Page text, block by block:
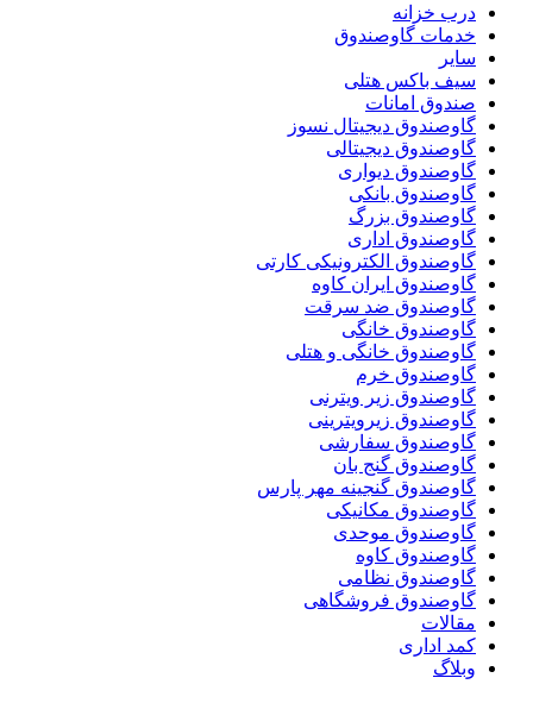
درب خزانه
خدمات گاوصندوق
سایر
سیف باکس هتلی
صندوق امانات
گاوصندوق دیجیتال نسوز
گاوصندوق دیجیتالی
گاوصندوق دیواری
گاوصندوق بانکی
گاوصندوق بزرگ
گاوصندوق اداری
گاوصندوق الکترونیکی کارتی
گاوصندوق ایران کاوه
گاوصندوق ضد سرقت
گاوصندوق خانگی
گاوصندوق خانگی و هتلی
گاوصندوق خرم
گاوصندوق زیر ویترنی
گاوصندوق زیرویترینی
گاوصندوق سفارشی
گاوصندوق گنج بان
گاوصندوق گنجینه مهر پارس
گاوصندوق مکانیکی
گاوصندوق موحدی
گاوصندوق کاوه
گاوصندوق نظامی
گاوصندوق فروشگاهی
مقالات
کمد اداری
وبلاگ